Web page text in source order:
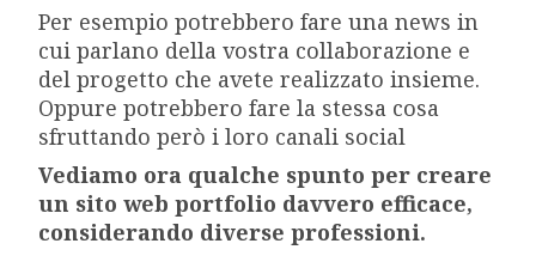
Per esempio potrebbero fare una news in
cui parlano della vostra collaborazione e
del progetto che avete realizzato insieme.
Oppure potrebbero fare la stessa cosa
sfruttando però i loro canali social
Vediamo ora qualche spunto per creare
un sito web portfolio davvero efficace,
considerando diverse professioni.